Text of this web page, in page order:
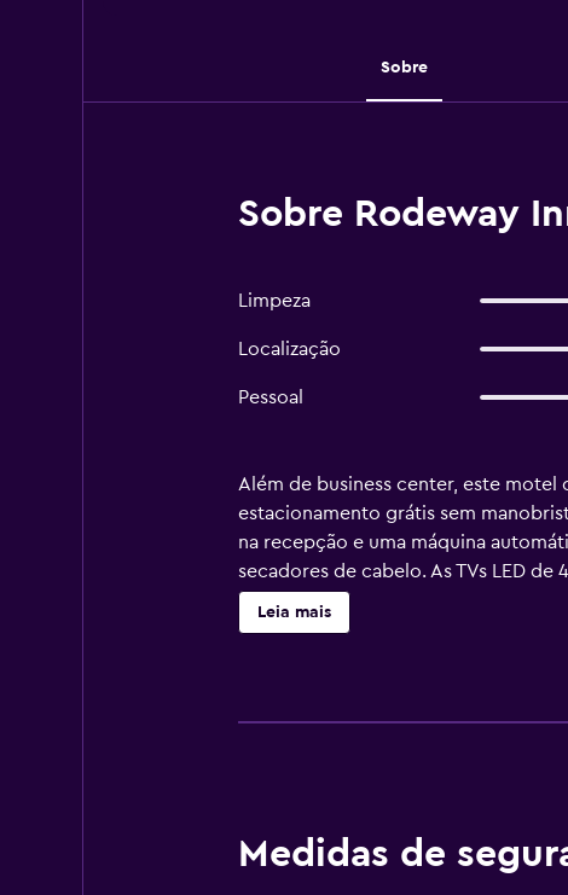
Sobre
Sobre Rodeway
Limpeza
Localização
Pessoal
Além de business center, este motel
estacionamento grátis sem
na recepção e uma máquina
secadores de cabelo. As TVs LED
comodidades para negócios incluem
O serviço de limpeza é fornecido
Leia mais
Medidas de